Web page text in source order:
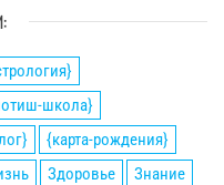
школа}
{карта-рождения}
Здоровье
Знание